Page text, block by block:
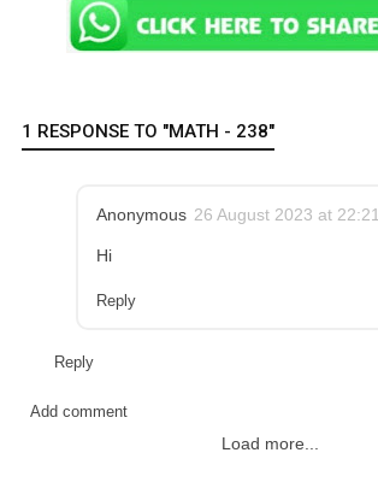
1 RESPONSE TO "MATH - 238"
Anonymous 26 August 2023 at 22:21
Hi
Reply
Reply
Add comment
Load more...